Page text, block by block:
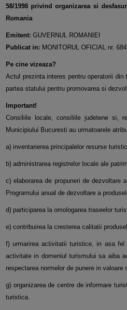
58/1998 privind organizarea si
Romania
Emitent: GUVERNUL ROMANIEI
Publicat in: MONITORUL OFICIAL nr.
Pe cine vizeaza?
Actul prezinta interes pentru operatorii
partea statului pentru promovarea si
Important!
Consiliile locale, consiliile judetene si,
Municipiului Bucuresti au urmatoarele
a) inventarierea principalelor resurse
b) administrarea registrelor locale ale
c) elaborarea de propuneri de dezvoltare
Programului anual de dezvoltare a
d) participarea la omologarea traseelor
e) contribuirea la cresterea calitatii
f) urmarirea activitatii turistice, in asa fel
activitate in domeniul turismului sa aiba
respectarea normelor de punere in valoare
g) organizarea de centre de informare
turistica.